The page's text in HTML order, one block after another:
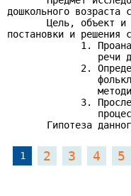
дошкольного возраста
Цель, объект и
постановки и решения
1.
речи
2.
3.
Гипотеза
1 2 3 4 5